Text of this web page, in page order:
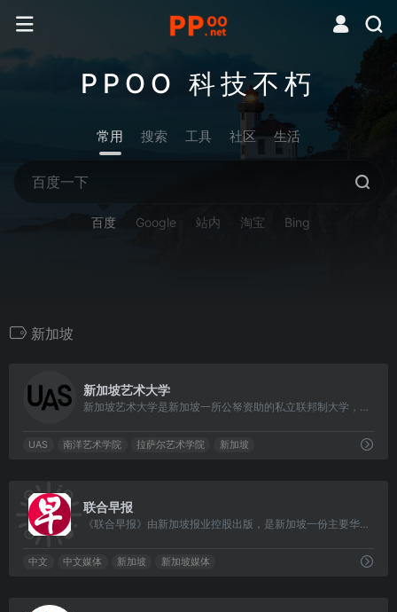
PPOO 科技不朽
常用 搜索 工具 社区 生活
百度 Google 站内 淘宝 Bing
新加坡
新加坡艺术大学
新加坡艺术大学是新加坡一所公帑资助的私立联邦制大学，由南洋艺术学院和拉萨尔艺术学院以建立联盟的方法组成。
UAS 南洋艺术学院 拉萨尔艺术学院 新加坡
联合早报
《联合早报》由新加坡报业控股出版，是新加坡一份主要华文综合性日报。
中文 中文媒体 新加坡 新加坡媒体